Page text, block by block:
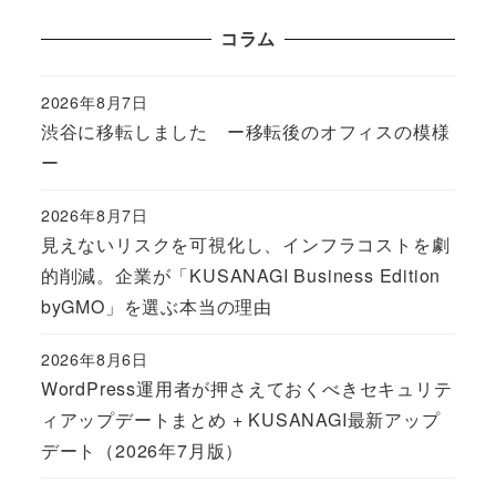
コラム
渋谷に移転しました ー移転後のオフィスの模様
ー
Published
2026年8月7日
見えないリスクを可視化し、インフラコストを劇
的削減。企業が「KUSANAGI Business Edition
byGMO」を選ぶ本当の理由
Published
2026年8月7日
WordPress運用者が押さえておくべきセキュリテ
ィアップデートまとめ + KUSANAGI最新アップ
デート（2026年7月版）
Published
2026年8月6日